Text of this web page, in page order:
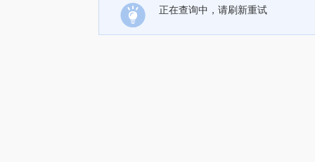
正在查询中，请刷新重试